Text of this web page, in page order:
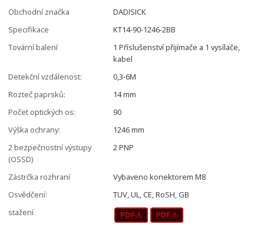
Obchodní značka
DADISICK
Specifikace
KT14-90-1246-2BB
Tovární balení
1 Příslušenství přijímače a 1 vysílače,
kabel
Detekční vzdálenost:
0,3-6M
Rozteč paprsků:
14 mm
Počet optických os:
90
Výška ochrany:
1246 mm
2 bezpečnostní výstupy
(OSSD)
2 PNP
Zástrčka rozhraní
Vybaveno konektorem M8
Osvědčení:
TUV, UL, CE, RoSH, GB
stažení